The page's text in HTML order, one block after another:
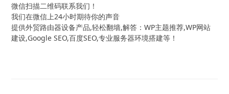
微信扫描二维码联系我们！
我们在微信上24小时期待你的声音
提供外贸路由器设备产品,轻松翻墙,解答：WP主题推荐,WP网站
建设,Google SEO,百度SEO,专业服务器环境搭建等！